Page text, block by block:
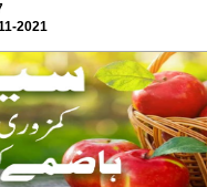
2021